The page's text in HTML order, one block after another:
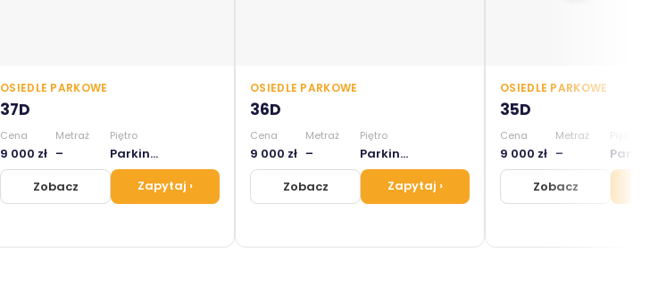
OSIEDLE PARKOWE
37D
Cena Metraż Piętro
9 000 zł –
Parkingi zewnętrzne
Zobacz
Zapytaj ›
OSIEDLE PARKOWE
36D
Cena Metraż Piętro
9 000 zł –
Parkingi zewnętrzne
Zobacz
Zapytaj ›
OSIEDLE PARKOWE
35D
Cena Metraż
9 000 zł –
Zobacz